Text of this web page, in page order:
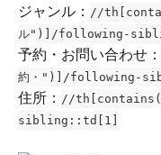
ジャンル： //
ル")]/following-
予約・お問い合わせ：
約・")]/following-
住所： //
sibling::td[1]